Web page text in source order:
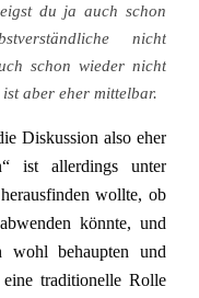
du ja auch schon
nicht
schon wieder nicht
aber eher mittelbar.
Diskussion also eher
ist allerdings unter
wollte, ob
könnte, und
wohl behaupten und
traditionelle Rolle